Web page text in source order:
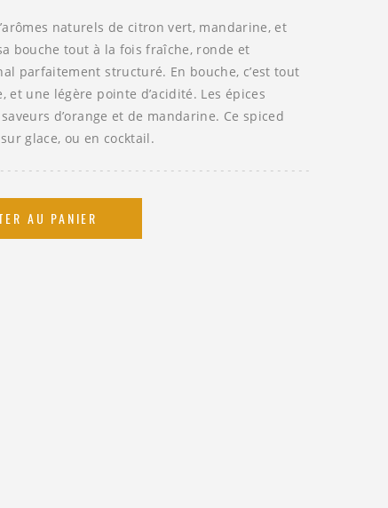
naturels de citron vert, mandarine, et
bouche tout à la fois fraîche, ronde et
parfaitement structuré. En bouche, c’est tout
et une légère pointe d’acidité. Les épices
d’orange et de mandarine. Ce spiced
glace, ou en cocktail.
AU PANIER